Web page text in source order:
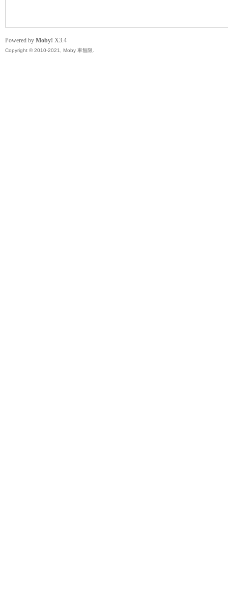
Powered by Moby! X3.4
Copyright © 2010-2021, Moby 車無限.